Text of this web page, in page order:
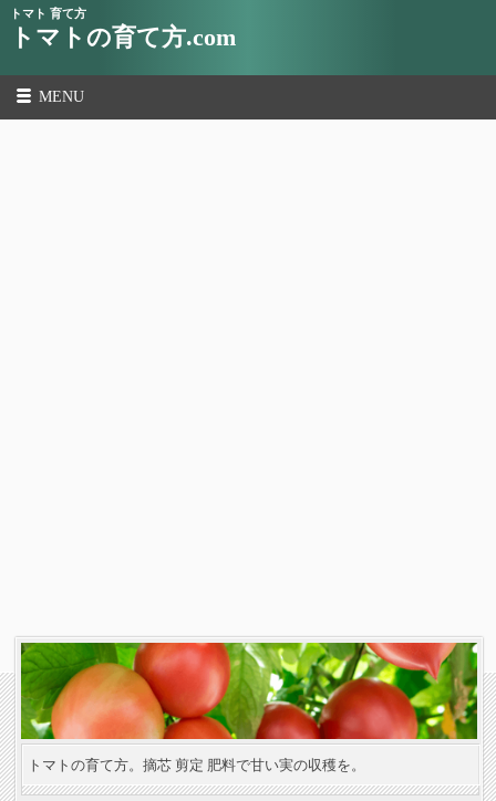
トマト 育て方
トマトの育て方.com
MENU
トマトの育て方。摘芯 剪定 肥料で甘い実の収穫を。